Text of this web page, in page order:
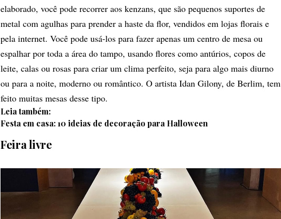
elaborado, você pode recorrer aos kenzans, que são pequenos suportes de
metal com agulhas para prender a haste da flor, vendidos em lojas florais e
pela internet. Você pode usá-los para fazer apenas um centro de mesa ou
espalhar por toda a área do tampo, usando flores como antúrios, copos de
leite, calas ou rosas para criar um clima perfeito, seja para algo mais diurno
ou para a noite, moderno ou romântico. O artista Idan Gilony, de Berlim, tem
feito muitas mesas desse tipo.
Leia também:
Festa em casa: 10 ideias de decoração para Halloween
Feira livre